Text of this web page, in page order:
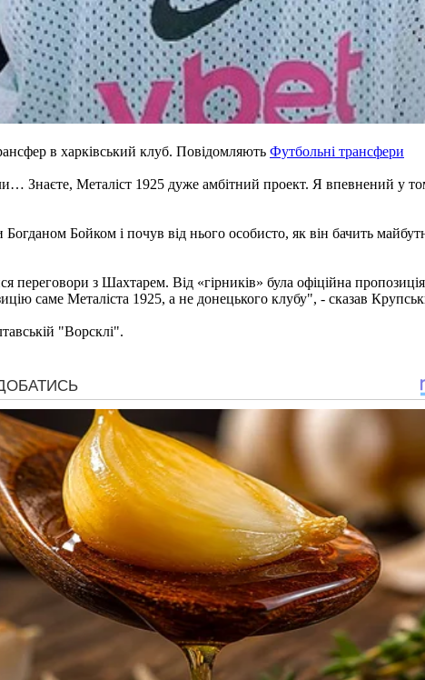
в харківський клуб. Повідомляють Футбольні трансфери
Знаєте, Металіст 1925 дуже амбітний проект. Я впевнений у
Бойком і почув від нього особисто, як він бачить
переговори з Шахтарем. Від «гірників» була офіційна
саме Металіста 1925, а не донецького клубу", - сказав
"Ворсклі".